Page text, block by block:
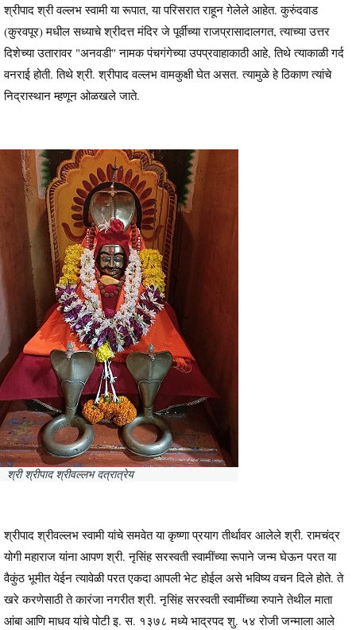
श्रीपाद श्री वल्लभ स्वामी या रूपात, या परिसरात राहून गेलेले आहेत. कुरुंदवाड
(कुरवपूर) मधील सध्याचे श्रीदत्त मंदिर जे पूर्वीच्या राजप्रासादालगत, त्याच्या उत्तर
दिशेच्या उतारावर "अनवडी" नामक पंचगंगेच्या उपप्रवाहाकाठी आहे, तिथे त्याकाळी गर्द
वनराई होती. तिथे श्री. श्रीपाद वल्लभ वामकुक्षी घेत असत. त्यामुळे हे ठिकाण त्यांचे
निद्रास्थान म्हणून ओळखले जाते.
श्री श्रीपाद श्रीवल्लभ दत्रात्रेय
श्रीपाद श्रीवल्लभ स्वामी यांचे समवेत या कृष्णा प्रयाग तीर्थावर आलेले श्री. रामचंद्र
योगी महाराज यांना आपण श्री. नृसिंह सरस्वती स्वामींच्या रूपाने जन्म घेऊन परत या
वैकुंठ भूमीत येईन त्यावेळी परत एकदा आपली भेट होईल असे भविष्य वचन दिले होते. ते
खरे करणेसाठी ते कारंजा नगरीत श्री. नृसिंह सरस्वती स्वामींच्या रुपाने तेथील माता
आंबा आणि माधव यांचे पोटी इ. स. १३७८ मध्ये भाद्रपद शु. ५४ रोजी जन्माला आले